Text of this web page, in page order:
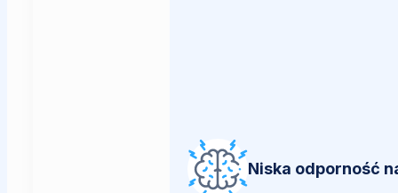
Niska odporność